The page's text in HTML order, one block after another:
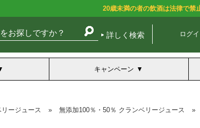
20歳未満の者の飲酒は法律で禁
詳しく検索 ログ
キャンペーン
ージュース » 無添加100％・50％ クランベリージュース »